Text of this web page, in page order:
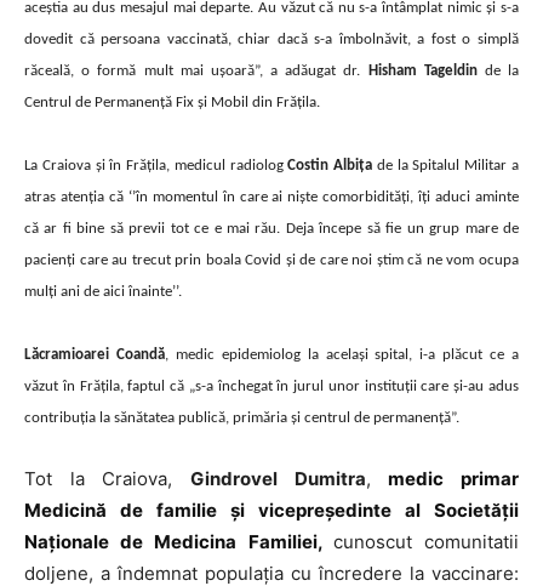
aceștia au dus mesajul mai departe. Au văzut că nu s-a întâmplat nimic și s-a
dovedit că persoana vaccinată, chiar dacă s-a îmbolnăvit, a fost o simplă
răceală, o formă mult mai ușoară”, a adăugat dr.
Hisham Tageldinde la
Centrul de Permanență Fix și Mobil din Frățila.
La Craiova și în Frățila, medicul radiologCostin Albița de la Spitalul Militar a
atras atenția că ‘’în momentul în care ai niște comorbidități, îți aduci aminte
că ar fi bine să previi tot ce e mai rău. Deja începe să fie un grup mare de
pacienți care au trecut prin boala Covid și de care noi știm că ne vom ocupa
mulți ani de aici înainte’’.
Lăcramioarei Coandă, medic epidemiolog la același spital, i-a plăcut ce a
văzut în Frățila, faptul că „s-a închegat în jurul unor instituții care și-au adus
contribuția la sănătatea publică, primăria și centrul de permanență”.
Tot la Craiova, Gindrovel Dumitra,medic primar
Medicină de familie şi vicepreşedinte al Societăţii
Naţionale de Medicina Familiei, cunoscut comunitatii
doljene, a îndemnat populația cu încredere la vaccinare: